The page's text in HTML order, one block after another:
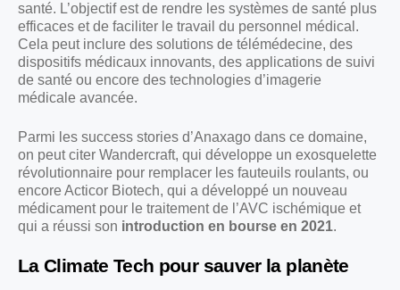
santé. L’objectif est de rendre les systèmes de santé plus
efficaces et de faciliter le travail du personnel médical.
Cela peut inclure des solutions de télémédecine, des
dispositifs médicaux innovants, des applications de suivi
de santé ou encore des technologies d’imagerie
médicale avancée.
Parmi les success stories d’Anaxago dans ce domaine,
on peut citer Wandercraft, qui développe un exosquelette
révolutionnaire pour remplacer les fauteuils roulants, ou
encore Acticor Biotech, qui a développé un nouveau
médicament pour le traitement de l’AVC ischémique et
qui a réussi son introduction en bourse en 2021.
La Climate Tech pour sauver la planète